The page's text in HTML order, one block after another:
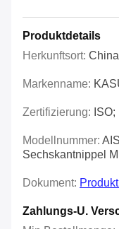
Produktdetails
Herkunftsort: China
Markenname:
Zertifizierung:
Modellnummer:
Sechskantnippel
Dokument:
Zahlungs-U.